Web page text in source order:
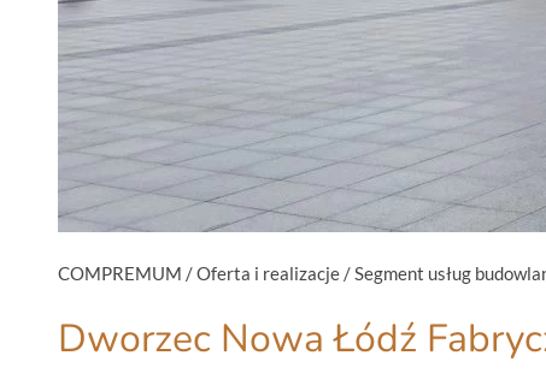
COMPREMUM /Oferta i realizacje /Segment usług
Dworzec Nowa Łódź